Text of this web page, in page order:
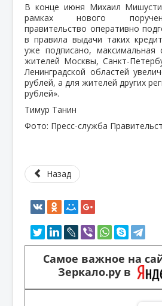
В конце июня Михаил
рамках нового
правительство оперативно
в правила выдачи таких
уже подписано, максимальная
жителей Москвы, Санкт-
Ленинградской областей
рублей, а для жителей других
рублей».
Тимур Танин
Фото: Пресс-служба
Назад
Самое важное на
Зеркало.ру в